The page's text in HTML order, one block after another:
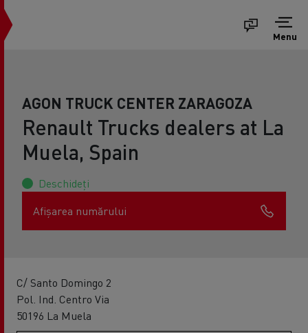
Menu
AGON TRUCK CENTER ZARAGOZA
Renault Trucks dealers at La
Muela, Spain
Deschideți
Afișarea numărului
C/ Santo Domingo 2
Pol. Ind. Centro Via
50196 La Muela